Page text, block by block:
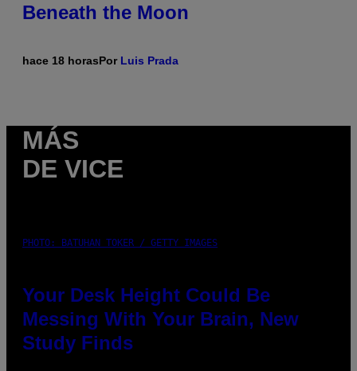
Beneath the Moon
hace 18 horasPor Luis Prada
MÁS
DE VICE
PHOTO: BATUHAN TOKER / GETTY IMAGES
Your Desk Height Could Be
Messing With Your Brain, New
Study Finds